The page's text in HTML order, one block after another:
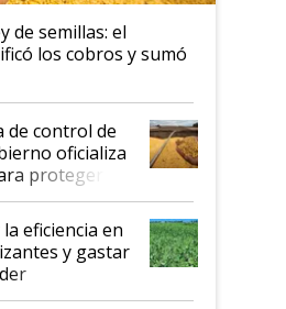
de semillas: el
los cobros y sumó
de control de
oficializa
proteger la
eficiencia en
y gastar
la campaña